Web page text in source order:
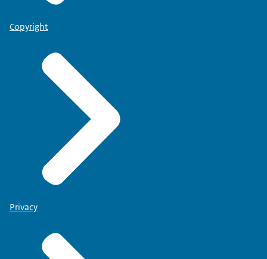
Copyright
Privacy